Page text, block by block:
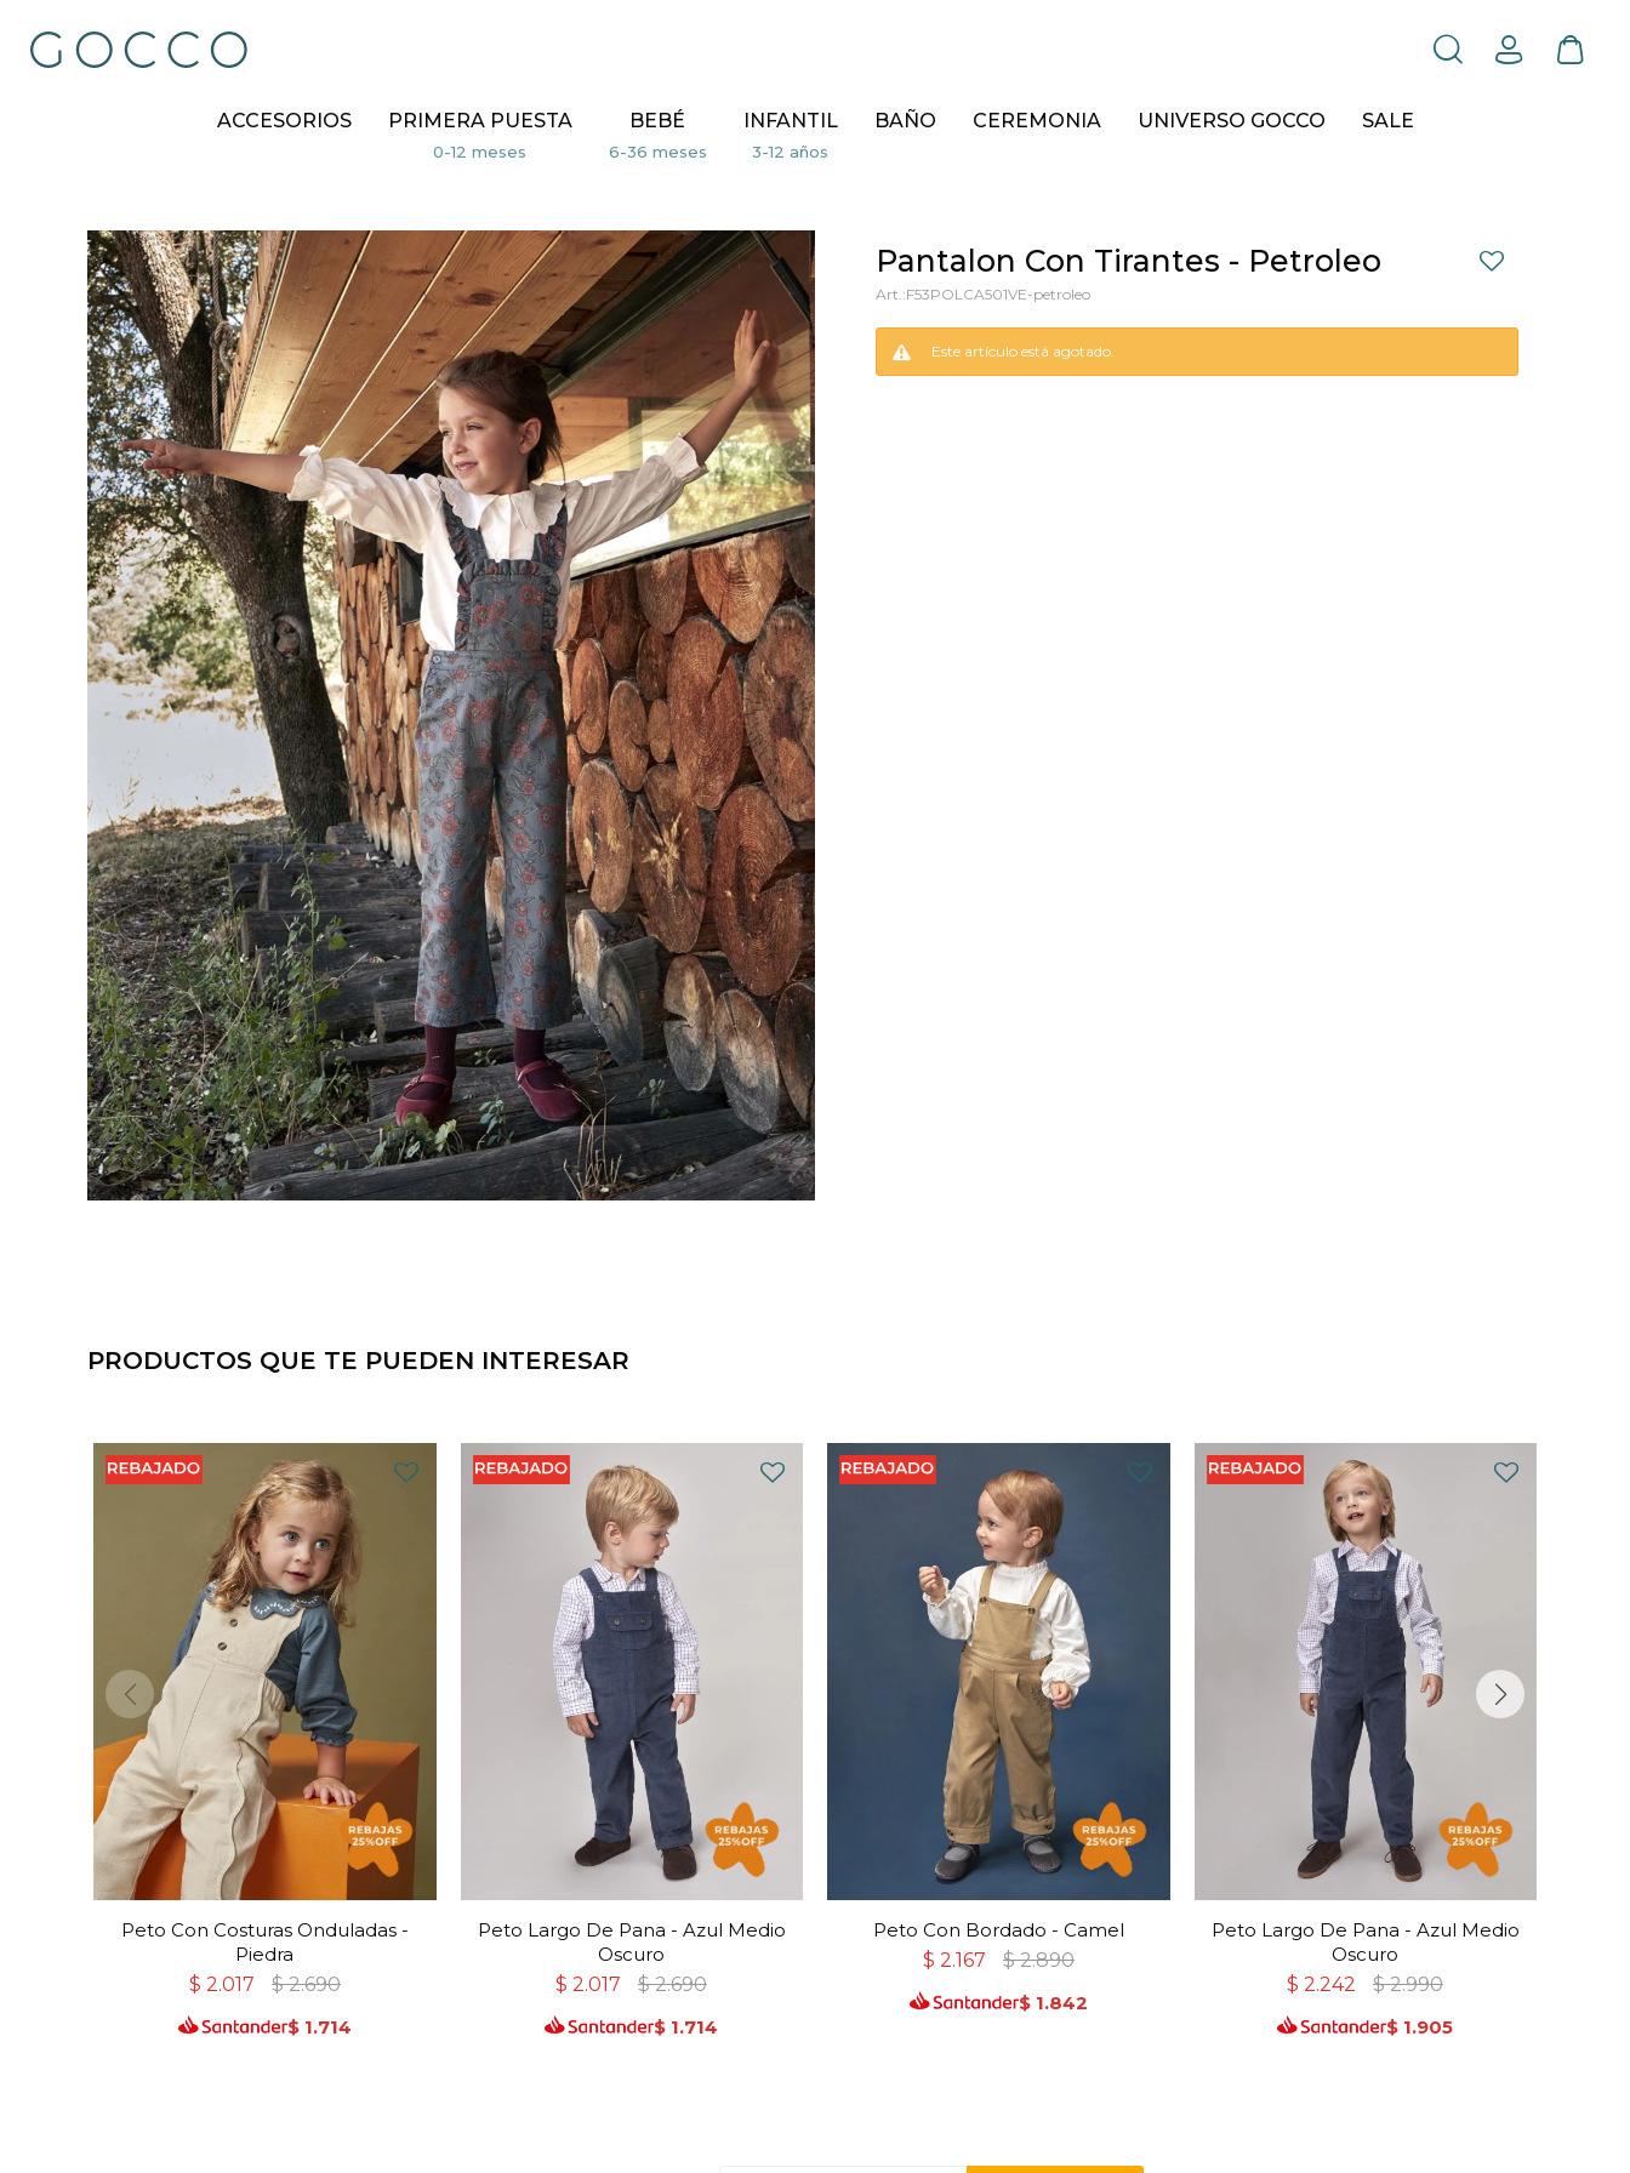
ACCESORIOS PRIMERA PUESTA BEBÉ INFANTIL BAÑO CEREMONIA UNIVERSO GOCCO SALE
Pantalon Con Tirantes - Petroleo
F53POLCA501VE-petroleo
Este artículo está agotado.
PRODUCTOS QUE TE PUEDEN INTERESAR
Peto Con Costuras Onduladas -
Piedra
$ 2.017 $ 2.690
$ 1.714
Peto Largo De Pana - Azul Medio
Oscuro
$ 2.017 $ 2.690
$ 1.714
Peto Con Bordado - Camel
$ 2.167 $ 2.890
$ 1.842
Peto Largo De Pana - Azul Medio
Oscuro
$ 2.242 $ 2.990
$ 1.905